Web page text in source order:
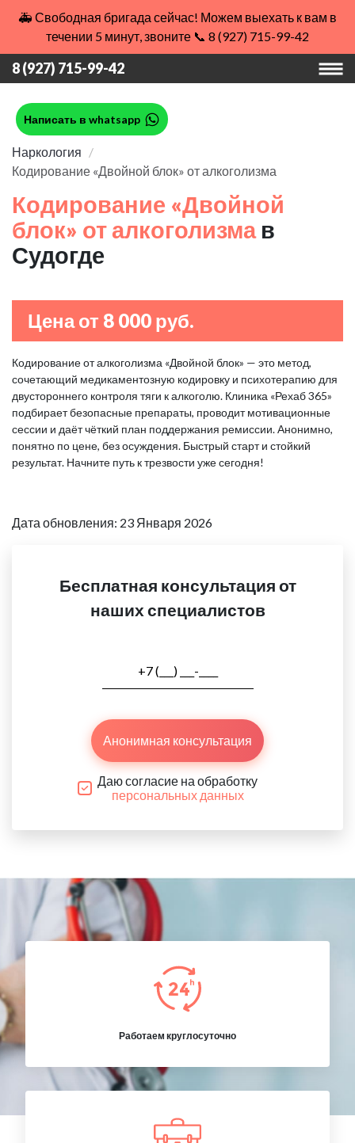
🚑 Свободная бригада сейчас! Можем выехать к вам в
течении 5 минут, звоните 📞 8 (927) 715-99-42
8 (927) 715-99-42
Написать в whatsapp
Наркология
Кодирование «Двойной блок» от алкоголизма
Кодирование «Двойной
блок» от алкоголизма в
Судогде
Цена от 8 000 руб.
Кодирование от алкоголизма «Двойной блок» — это метод,
сочетающий медикаментозную кодировку и психотерапию для
двустороннего контроля тяги к алкоголю. Клиника «Рехаб 365»
подбирает безопасные препараты, проводит мотивационные
сессии и даёт чёткий план поддержания ремиссии. Анонимно,
понятно по цене, без осуждения. Быстрый старт и стойкий
результат. Начните путь к трезвости уже сегодня!
Дата обновления: 23 Января 2026
Бесплатная консультация от
наших специалистов
Анонимная консультация
Даю согласие на обработку
персональных данных
Работаем круглосуточно